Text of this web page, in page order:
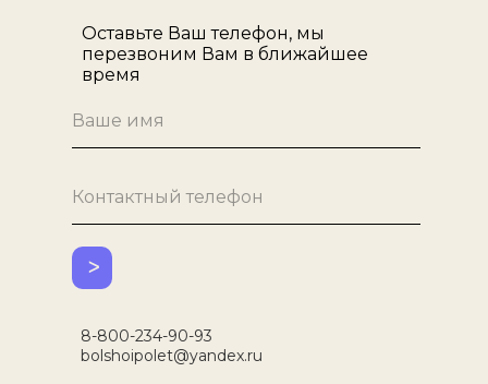
Оставьте Ваш телефон, мы
перезвоним Вам в ближайшее
время
8-800-234-90-93
bolshoipolet@yandex.ru
Ваше имя
Контактный телефон
ᐳ